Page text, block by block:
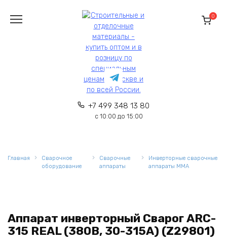
содержанию
+7 499 348 13 80
с 10:00 до 15:00
0
Главная
Сварочное
оборудование
Сварочные
аппараты
Инверторные сварочные
аппараты MMA
Аппарат инверторный Сварог ARC-
315 REAL (380В, 30-315А) (Z29801)